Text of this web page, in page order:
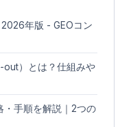
年版 - GEOコン
out）とは？仕組みや
・手順を解説｜2つの